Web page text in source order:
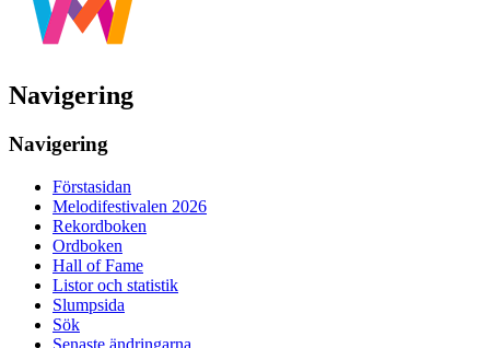
Navigering
Navigering
Förstasidan
Melodifestivalen 2026
Rekordboken
Ordboken
Hall of Fame
Listor och statistik
Slumpsida
Sök
Senaste ändringarna